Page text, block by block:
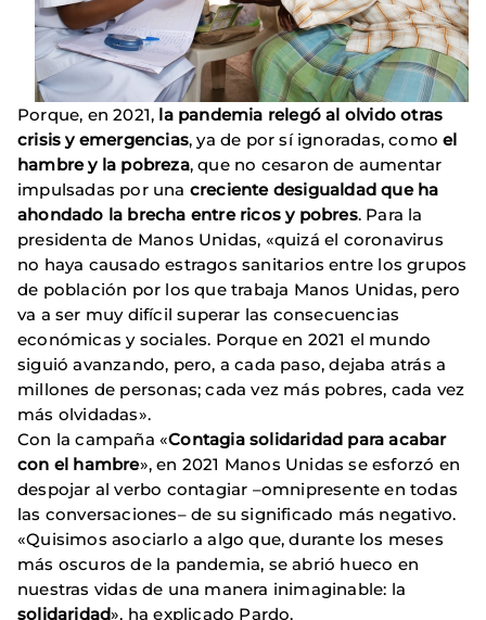
Porque, en 2021, la pandemia relegó al olvido otras
crisis y emergencias, ya de por sí ignoradas, comoel
hambre y la pobreza, que no cesaron de aumentar
impulsadas por una creciente desigualdad que ha
ahondado la brecha entre ricos y pobres. Para la
presidenta de Manos Unidas, «quizá el coronavirus
no haya causado estragos sanitarios entre los grupos
de población por los que trabaja Manos Unidas, pero
va a ser muy difícil superar las consecuencias
económicas y sociales. Porque en 2021 el mundo
siguió avanzando, pero, a cada paso, dejaba atrás a
millones de personas; cada vez más pobres, cada vez
más olvidadas».
Con la campaña «Contagia solidaridad para acabar
con el hambre», en 2021 Manos Unidas se esforzó en
despojar al verbo contagiar –omnipresente en todas
las conversaciones– de su significado más negativo.
«Quisimos asociarlo a algo que, durante los meses
más oscuros de la pandemia, se abrió hueco en
nuestras vidas de una manera inimaginable: la
solidaridad», ha explicado Pardo.